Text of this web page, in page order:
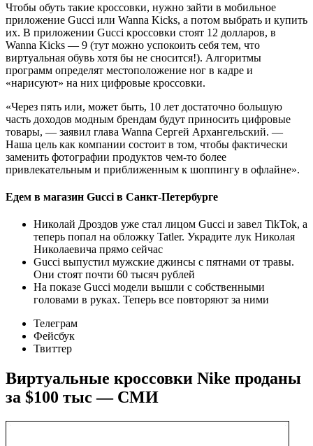
Чтобы обуть такие кроссовки, нужно зайти в мобильное
приложение Gucci или Wanna Kicks, а потом выбрать и купить
их. В приложении Gucci кроссовки стоят 12 долларов, в
Wanna Kicks — 9 (тут можно успокоить себя тем, что
виртуальная обувь хотя бы не сносится!). Алгоритмы
программ определят местоположение ног в кадре и
«нарисуют» на них цифровые кроссовки.
«Через пять или, может быть, 10 лет достаточно большую
часть доходов модным брендам будут приносить цифровые
товары, — заявил глава Wanna Сергей Архангельский. —
Наша цель как компании состоит в том, чтобы фактически
заменить фотографии продуктов чем-то более
привлекательным и приближенным к шоппингу в офлайне».
Едем в магазин Gucci в Санкт-Петербурге
Николай Дроздов уже стал лицом Gucci и завел TikTok, а
теперь попал на обложку Tatler. Украдите лук Николая
Николаевича прямо сейчас
Gucci выпустил мужские джинсы с пятнами от травы.
Они стоят почти 60 тысяч рублей
На показе Gucci модели вышли с собственными
головами в руках. Теперь все повторяют за ними
Телеграм
Фейсбук
Твиттер
Виртуальные кроссовки Nike проданы
за $100 тыс — СМИ